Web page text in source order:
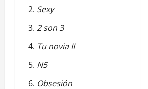
Sexy
2 son 3
Tu novia II
N5
Obsesión